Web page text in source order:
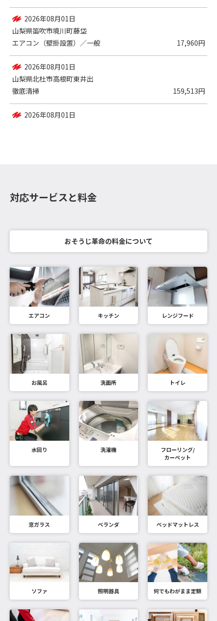
2026年08月01日
山梨県笛吹市境川町藤垈
エアコン（壁掛設置）／一般
17,960円
2026年08月01日
山梨県北杜市高根町東井出
徹底清掃
159,513円
2026年08月01日
対応サービスと料金
おそうじ革命の料金について
エアコン キッチン レンジフード
お風呂 洗面所 トイレ
水回り 洗濯機
フローリング/
カーペット
窓ガラス ベランダ ベッドマットレス
ソファ 照明器具 何でもわがまま定額